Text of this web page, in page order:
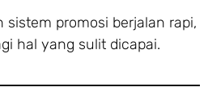
sistem promosi berjalan rapi,
hal yang sulit dicapai.